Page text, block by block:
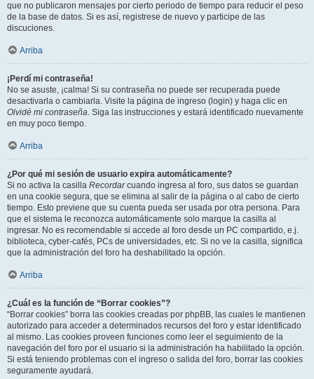
que no publicaron mensajes por cierto periodo de tiempo para reducir el peso
de la base de datos. Si es así, registrese de nuevo y participe de las
discuciones.
Arriba
¡Perdí mi contraseña!
No se asuste, ¡calma! Si su contraseña no puede ser recuperada puede
desactivarla o cambiarla. Visite la página de ingreso (login) y haga clic en
Olvidé mi contraseña. Siga las instrucciones y estará identificado nuevamente
en muy poco tiempo.
Arriba
¿Por qué mi sesión de usuario expira automáticamente?
Si no activa la casilla Recordarcuando ingresa al foro, sus datos se guardan
en una cookie segura, que se elimina al salir de la página o al cabo de cierto
tiempo. Esto previene que su cuenta pueda ser usada por otra persona. Para
que el sistema le reconozca automáticamente solo marque la casilla al
ingresar. No es recomendable si accede al foro desde un PC compartido, e.j.
biblioteca, cyber-cafés, PCs de universidades, etc. Si no ve la casilla, significa
que la administración del foro ha deshabilitado la opción.
Arriba
¿Cuál es la función de “Borrar cookies”?
“Borrar cookies” borra las cookies creadas por phpBB, las cuales le mantienen
autorizado para acceder a determinados recursos del foro y estar identificado
al mismo. Las cookies proveen funciones como leer el seguimiento de la
navegación del foro por el usuario si la administración ha habilitado la opción.
Si está teniendo problemas con el ingreso o salida del foro, borrar las cookies
seguramente ayudará.